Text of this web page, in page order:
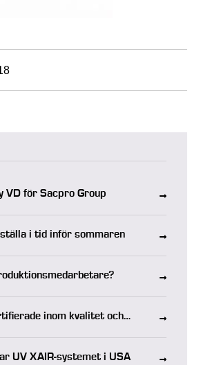
VD för Sacpro Group
i tid inför sommaren
inom kvalitet och
UV XAIR-systemet i USA